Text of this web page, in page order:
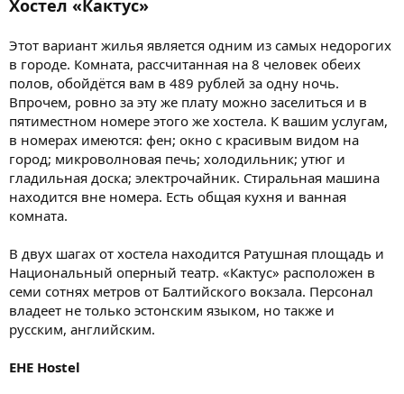
Хостел «Кактус»
Этот вариант жилья является одним из самых недорогих
в городе. Комната, рассчитанная на 8 человек обеих
полов, обойдётся вам в 489 рублей за одну ночь.
Впрочем, ровно за эту же плату можно заселиться и в
пятиместном номере этого же хостела. К вашим услугам,
в номерах имеются: фен; окно с красивым видом на
город; микроволновая печь; холодильник; утюг и
гладильная доска; электрочайник. Стиральная машина
находится вне номера. Есть общая кухня и ванная
комната.
В двух шагах от хостела находится Ратушная площадь и
Национальный оперный театр. «Кактус» расположен в
семи сотнях метров от Балтийского вокзала. Персонал
владеет не только эстонским языком, но также и
русским, английским.
EHE Hostel